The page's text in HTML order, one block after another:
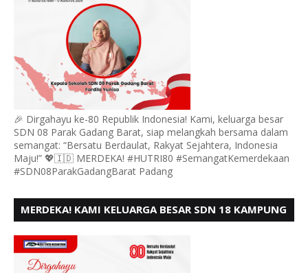
🎉 Dirgahayu ke-80 Republik Indonesia! Kami, keluarga besar
SDN 08 Parak Gadang Barat, siap melangkah bersama dalam
semangat: “Bersatu Berdaulat, Rakyat Sejahtera, Indonesia
Maju!” 💖🇮🇩 MERDEKA! #HUTRI80 #SemangatKemerdekaan
#SDN08ParakGadangBarat Padang
MERDEKA! KAMI KELUARGA BESAR SDN 18 KAMPUNG